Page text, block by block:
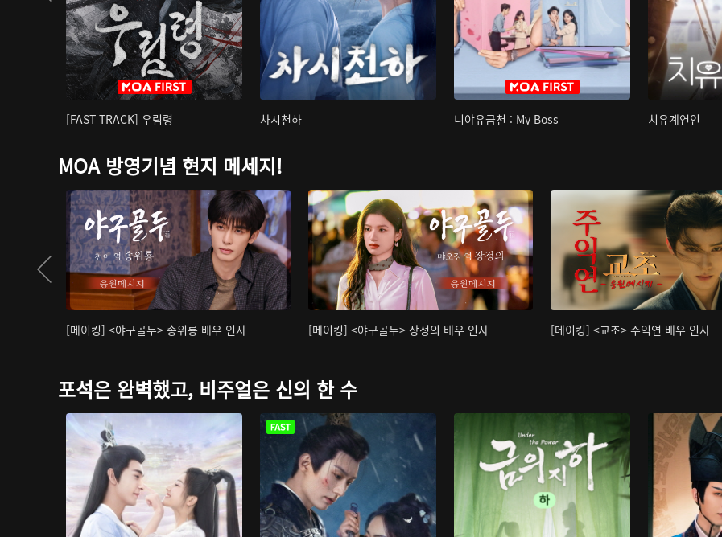
[FAST TRACK] 우림령 차시천하 니야유금천 : My Boss 치유계연인
MOA 방영기념 현지 메세지!
[메이킹] <야구골두> 송위룡 배우 인사 [메이킹] <야구골두> 장정의 배우 인사 [메이킹] <교초> 주익연 배우 인사
포석은 완벽했고, 비주얼은 신의 한 수